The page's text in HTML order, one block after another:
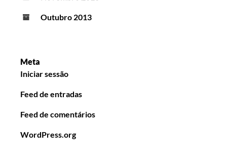
Outubro 2013
Meta
Iniciar sessão
Feed de entradas
Feed de comentários
WordPress.org